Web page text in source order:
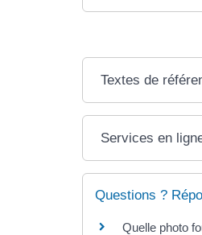
Textes de
Services en
Questions ?
Quelle photo